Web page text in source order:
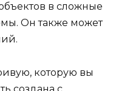
в сложные
Он также может
которую вы
создана с